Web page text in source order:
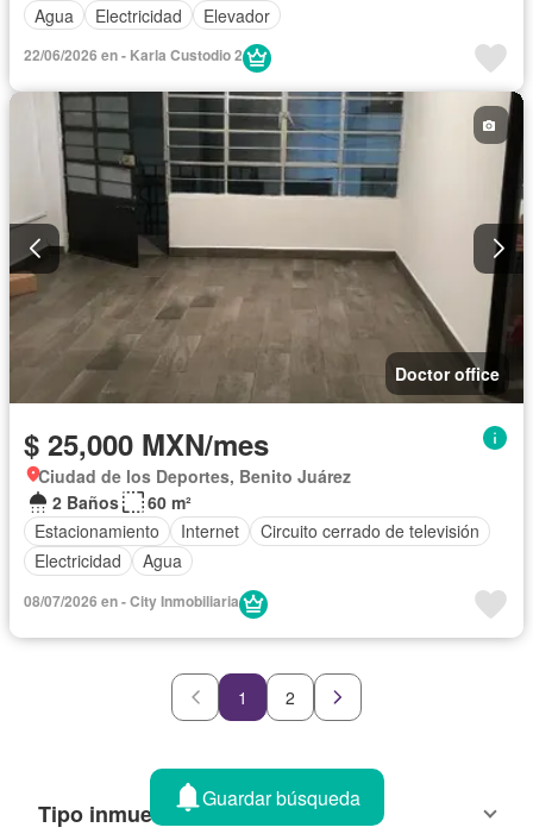
Agua
Electricidad Elevador
22/06/2026 en - Karla Custodio 2
Doctor office
$ 25,000 MXN/mes
Ciudad de los Deportes, Benito Juárez
2 Baños
60 m²
Estacionamiento
Internet
Circuito cerrado de televisión
Electricidad
Agua
08/07/2026 en - City Inmobiliaria
1 2
Tipo inmueble
Guardar búsqueda